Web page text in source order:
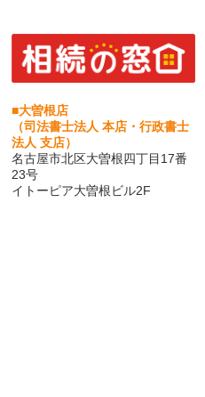
■大曽根店
（司法書士法人 本店・行政書士
法人 支店）
名古屋市北区大曽根四丁目17番
23号
イトーピア大曽根ビル2F